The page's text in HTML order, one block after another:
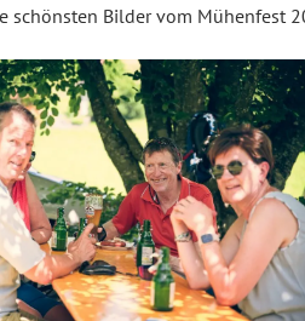
schönsten Bilder vom Mühenfest